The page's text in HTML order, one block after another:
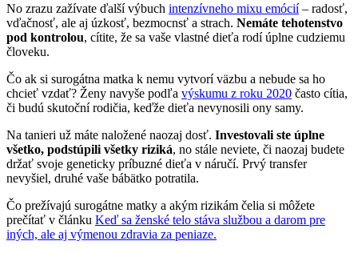
No zrazu zažívate ďalší výbuch intenzívneho mixu emócií– radosť,
vďačnosť, ale aj úzkosť, bezmocnsť a strach. Nemáte tehotenstvo
pod kontrolou, cítite, že sa vaše vlastné dieťa rodí úplne cudziemu
človeku.
Čo ak si surogátna matka k nemu vytvorí väzbu a nebude sa ho
chcieť vzdať? Ženy navyše podľa výskumu z roku 2020 často cítia,
či budú skutoční rodičia, keďže dieťa nevynosili ony samy.
Na tanieri už máte naložené naozaj dosť. Investovali ste úplne
všetko, podstúpili všetky riziká, no stále neviete, či naozaj budete
držať svoje geneticky príbuzné dieťa v náručí. Prvý transfer
nevyšiel, druhé vaše bábätko potratila.
Čo prežívajú surogátne matky a akým rizikám čelia si môžete
prečítať v článku Keď sa ženské telo stáva službou a darom pre
iných, ale aj výmenou zdravia za peniaze.